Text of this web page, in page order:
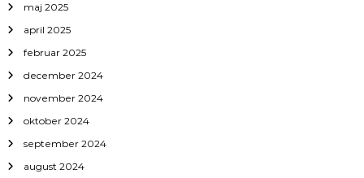
maj 2025
april 2025
februar 2025
december 2024
november 2024
oktober 2024
september 2024
august 2024